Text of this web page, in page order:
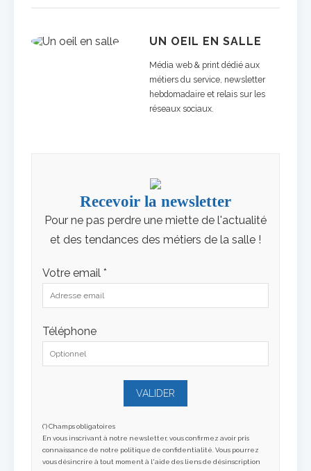
UN OEIL EN SALLE
Média web & print dédié aux
métiers du service, newsletter
hebdomadaire et relais sur les
réseaux sociaux.
Recevoir la newsletter
Pour ne pas perdre une miette de l'actualité
et des tendances des métiers de la salle !
Votre email *
Téléphone
(*) Champs obligatoires
En vous inscrivant à notre newsletter, vous confirmez avoir pris
connaissance de notre politique de confidentialité. Vous pourrez
vous désincrire à tout moment à l'aide des liens de désinscription